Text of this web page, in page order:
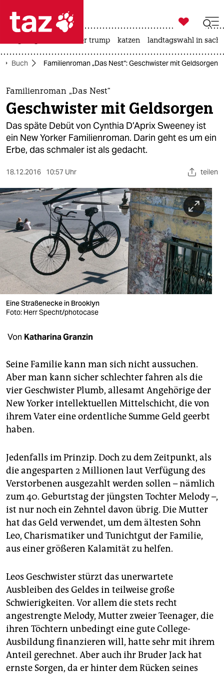
 taz zahl ich
taz zahl ich
themen
politik
öko
sport
berlin
nord
wahrheit
verlag
verlag
veranstaltungen
fragen & hilfe
unterstützen
abo
genossenschaft
epaper login

taz zahl ich
usa unter trump katzen landtagswahl in
Buch Familienroman „Das Nest“: Geschwister mit Geldsorgen
Familienroman „Das Nest“
Geschwister mit Geldsorgen
Das späte Debüt von Cynthia D’Aprix Sweeney ist
ein New Yorker Familienroman. Darin geht es um ein
Erbe, das schmaler ist als gedacht.
18.12.2016 10:57 Uhr teilen
Eine Straßenecke in Brooklyn
Foto: Herr Specht/photocase
Von Katharina Granzin
Seine Familie kann man sich nicht aussuchen.
Aber man kann sicher schlechter fahren als die
vier Geschwister Plumb, allesamt Angehörige der
New Yorker intellektuellen Mittelschicht, die von
ihrem Vater eine ordentliche Summe Geld geerbt
haben.
Jedenfalls im Prinzip. Doch zu dem Zeitpunkt, als
die angesparten 2 Millionen laut Verfügung des
Verstorbenen ausgezahlt werden sollen – nämlich
zum 40. Geburtstag der jüngsten Tochter Melody –,
ist nur noch ein Zehntel davon übrig. Die Mutter
hat das Geld verwendet, um dem ältesten Sohn
Leo, Charismatiker und Tunichtgut der Familie,
aus einer größeren Kalamität zu helfen.
Leos Geschwister stürzt das unerwartete
Ausbleiben des Geldes in teilweise große
Schwierigkeiten. Vor allem die stets recht
angestrengte Melody, Mutter zweier Teenager, die
ihren Töchtern unbedingt eine gute College-
Ausbildung finanzieren will, hatte sehr mit ihrem
Anteil gerechnet. Aber auch ihr Bruder Jack hat
ernste Sorgen, da er hinter dem Rücken seines